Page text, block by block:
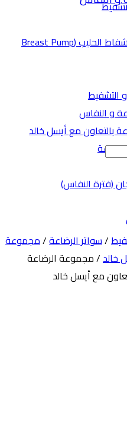
مصغرات أقماع شفاط الحليب (Breast Pump
و النفاس
بالتعاون مع أيسل خالد
(فترة النفاس)
/سواتر الرضاعة/مجموعة
/ مجموعة الرضاعة
مع أيسل خالد